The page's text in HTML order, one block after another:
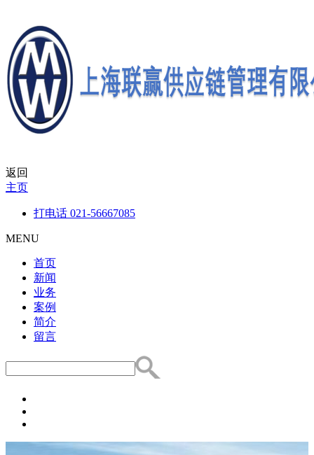
返回
主页
打电话 021-56667085
MENU
首页
新闻
业务
案例
简介
留言